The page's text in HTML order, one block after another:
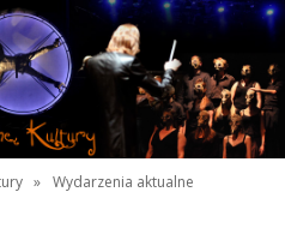
» Wydarzenia aktualne